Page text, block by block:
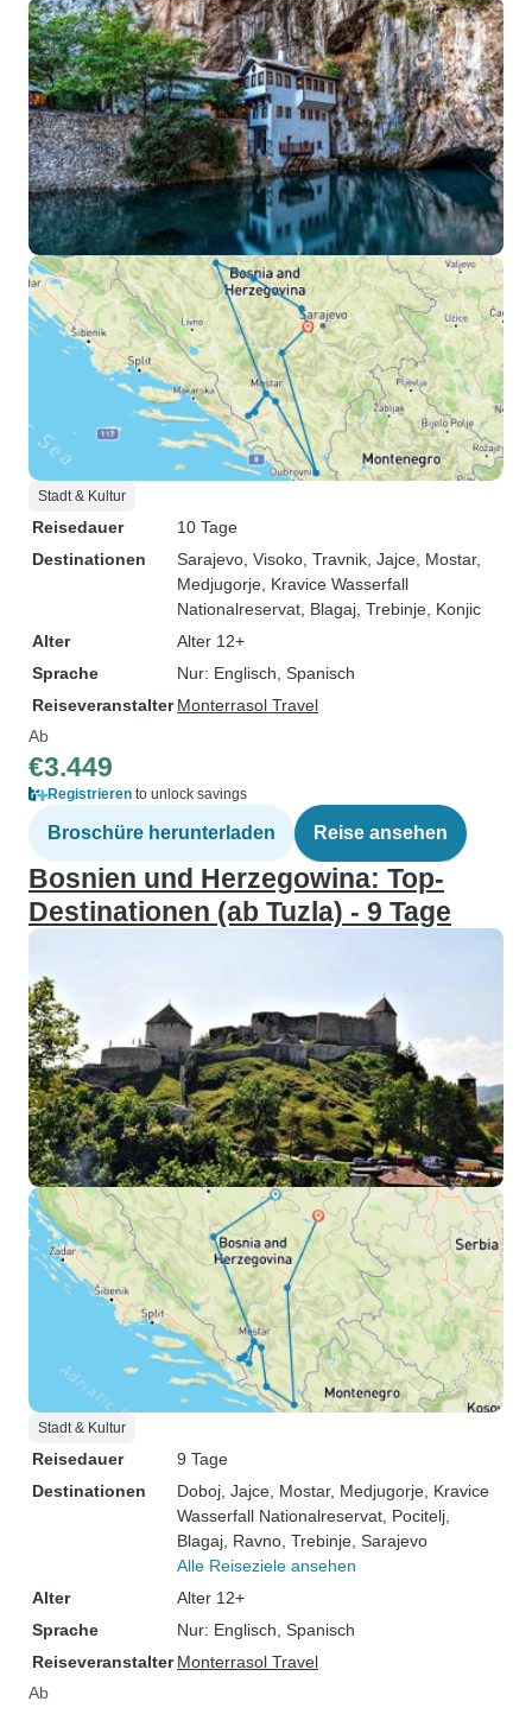
Stadt & Kultur
Reisedauer
10 Tage
Destinationen
Sarajevo , Visoko , Travnik , Jajce , Mostar,
Medjugorje , Kravice Wasserfall
Nationalreservat , Blagaj , Trebinje , Konjic
Alter
Alter 12+
Sprache
Nur: Englisch, Spanisch
Reiseveranstalter Monterrasol Travel
Ab
€3.449
Registrieren to unlock savings
Broschüre herunterladen Reise ansehen
Bosnien und Herzegowina: Top-
Destinationen (ab Tuzla) - 9 Tage
Stadt & Kultur
Reisedauer
9 Tage
Destinationen
Doboj , Jajce , Mostar, Medjugorje , Kravice
Wasserfall Nationalreservat , Pocitelj
Blagaj , Ravno , Trebinje , Sarajevo
Alle Reiseziele ansehen
Alter
Alter 12+
Sprache
Nur: Englisch, Spanisch
Reiseveranstalter Monterrasol Travel
Ab